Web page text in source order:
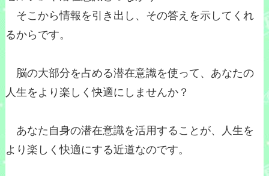
そこから情報を引き出し、その答えを示してくれ
るからです。
脳の大部分を占める潜在意識を使って、あなたの
人生をより楽しく快適にしませんか？
あなた自身の潜在意識を活用することが、人生を
より楽しく快適にする近道なのです。